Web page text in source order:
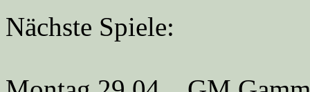
Nächste Spiele: